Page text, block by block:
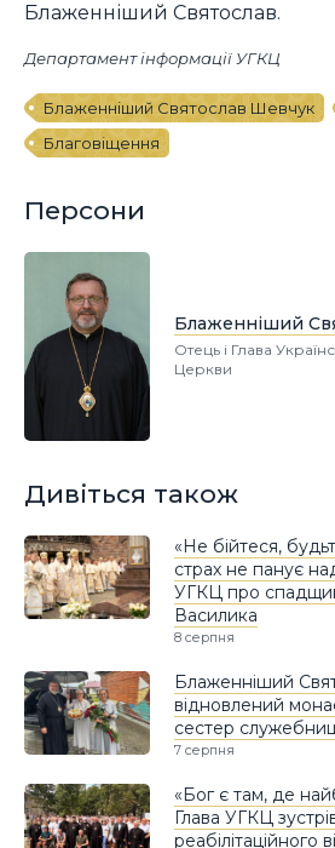
Блаженніший Святослав.
Департамент інформації УГКЦ
Блаженніший Святослав Шевчук
Благовіщення
Персони
Блаженніший
Отець і Глава
Церкви
Дивіться також
«Не бійтеся,
страх не панує
УГКЦ про
Василика
8 серпня
Блаженніший
відновлений
сестер
7 серпня
«Бог є там, де
Глава УГКЦ
реабілітаційного